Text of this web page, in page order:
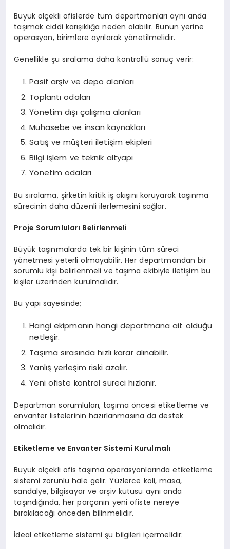
Büyük ölçekli ofislerde tüm departmanları aynı anda
taşımak ciddi karışıklığa neden olabilir. Bunun yerine
operasyon, birimlere ayrılarak yönetilmelidir.
Genellikle şu sıralama daha kontrollü sonuç verir:
Pasif arşiv ve depo alanları
Toplantı odaları
Yönetim dışı çalışma alanları
Muhasebe ve insan kaynakları
Satış ve müşteri iletişim ekipleri
Bilgi işlem ve teknik altyapı
Yönetim odaları
Bu sıralama, şirketin kritik iş akışını koruyarak taşınma
sürecinin daha düzenli ilerlemesini sağlar.
Proje Sorumluları Belirlenmeli
Büyük taşınmalarda tek bir kişinin tüm süreci
yönetmesi yeterli olmayabilir. Her departmandan bir
sorumlu kişi belirlenmeli ve taşıma ekibiyle iletişim bu
kişiler üzerinden kurulmalıdır.
Bu yapı sayesinde;
Hangi ekipmanın hangi departmana ait olduğu
netleşir.
Taşıma sırasında hızlı karar alınabilir.
Yanlış yerleşim riski azalır.
Yeni ofiste kontrol süreci hızlanır.
Departman sorumluları, taşıma öncesi etiketleme ve
envanter listelerinin hazırlanmasına da destek
olmalıdır.
Etiketleme ve Envanter Sistemi Kurulmalı
Büyük ölçekli ofis taşıma operasyonlarında etiketleme
sistemi zorunlu hale gelir. Yüzlerce koli, masa,
sandalye, bilgisayar ve arşiv kutusu aynı anda
taşındığında, her parçanın yeni ofiste nereye
bırakılacağı önceden bilinmelidir.
İdeal etiketleme sistemi şu bilgileri içermelidir: